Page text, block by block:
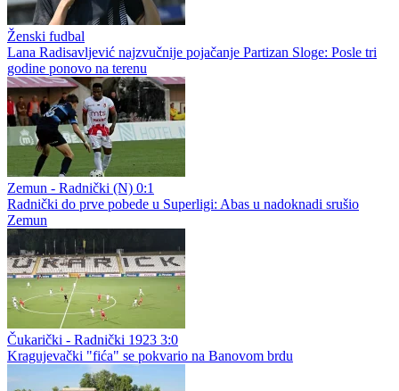
Ženski fudbal
Lana Radisavljević najzvučnije pojačanje Partizan Sloge: Posle tri
godine ponovo na terenu
Zemun - Radnički (N) 0:1
Radnički do prve pobede u Superligi: Abas u nadoknadi srušio
Zemun
Čukarički - Radnički 1923 3:0
Kragujevački "fića" se pokvario na Banovom brdu